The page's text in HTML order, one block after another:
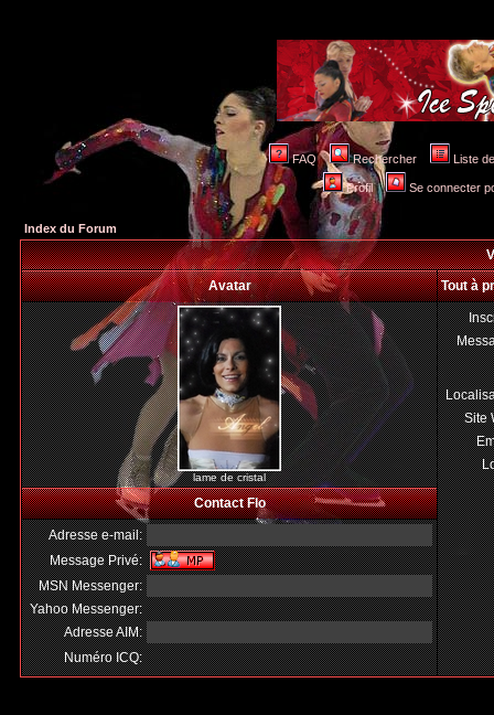
FAQ Rechercher Liste
Profil Se connecter
Index du Forum
Avatar
Tout à
lame de cristal
Site
Contact Flo
Adresse e-mail:
Message Privé:
MSN Messenger:
Yahoo Messenger:
Adresse AIM:
Numéro ICQ: